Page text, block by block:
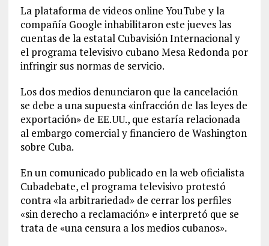
La plataforma de videos online YouTube y la
compañía Google inhabilitaron este jueves las
cuentas de la estatal Cubavisión Internacional y
el programa televisivo cubano Mesa Redonda por
infringir sus normas de servicio.
Los dos medios denunciaron que la cancelación
se debe a una supuesta «infracción de las leyes de
exportación» de EE.UU., que estaría relacionada
al embargo comercial y financiero de Washington
sobre Cuba.
En un comunicado publicado en la web oficialista
Cubadebate, el programa televisivo protestó
contra «la arbitrariedad» de cerrar los perfiles
«sin derecho a reclamación» e interpretó que se
trata de «una censura a los medios cubanos».